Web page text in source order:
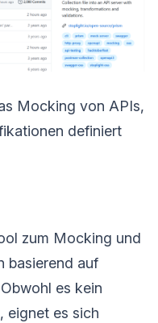
Mocking von APIs,
definiert
zum Mocking und
basierend auf
es kein
eignet es sich